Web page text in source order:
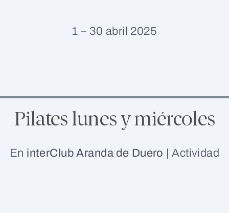
1 – 30 abril 2025
Pilates lunes y miércoles
En interClub Aranda de Duero |Actividad